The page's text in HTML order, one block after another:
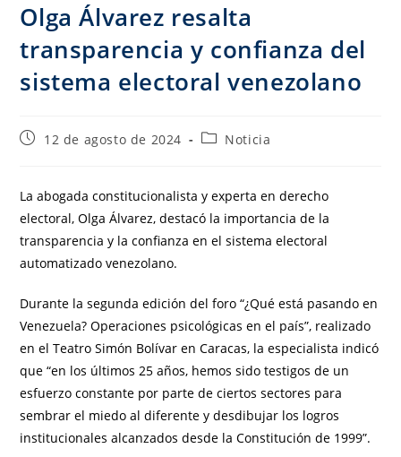
Olga Álvarez resalta
transparencia y confianza del
sistema electoral venezolano
12 de agosto de 2024 Noticia
La abogada constitucionalista y experta en derecho
electoral, Olga Álvarez, destacó la importancia de la
transparencia y la confianza en el sistema electoral
automatizado venezolano.
Durante la segunda edición del foro “¿Qué está pasando en
Venezuela? Operaciones psicológicas en el país”, realizado
en el Teatro Simón Bolívar en Caracas, la especialista indicó
que “en los últimos 25 años, hemos sido testigos de un
esfuerzo constante por parte de ciertos sectores para
sembrar el miedo al diferente y desdibujar los logros
institucionales alcanzados desde la Constitución de 1999”.